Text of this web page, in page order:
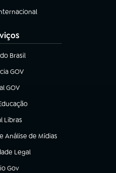
aba)
Brasil
nova aba)
GOV
nova aba)
GOV
em nova aba)
nova aba)
Libras
nova aba)
Análise de Mídias
Legal
nova aba)
Gov